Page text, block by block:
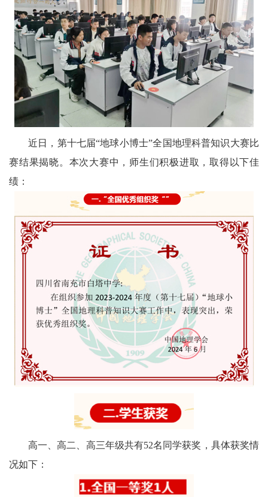
文
学
近日，第十七届“地球小博士”全国地理科普知识大赛比
赛结果揭晓。本次大赛中，师生们积极进取，取得以下佳
绩：
高一、高二、高三年级共有52名同学获奖，具体获奖情
况如下：